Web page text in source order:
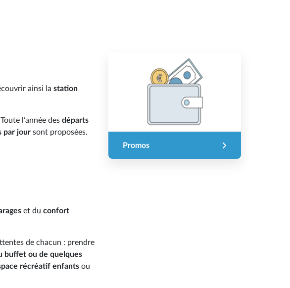
ainsi la station
l’année des départs
par jour sont proposées.
et du confort
de chacun : prendre
buffet ou de quelques
récréatif enfants ou
Promos